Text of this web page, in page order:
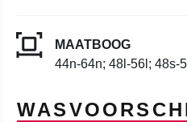
MAATBOOG
44n-64n; 48l-56l; 48s-